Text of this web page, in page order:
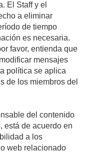
El Staff y el
a eliminar
de tiempo
es necesaria.
favor, entienda que
mensajes
política se aplica
de los miembros del
del contenido
está de acuerdo en
a los
web relacionado